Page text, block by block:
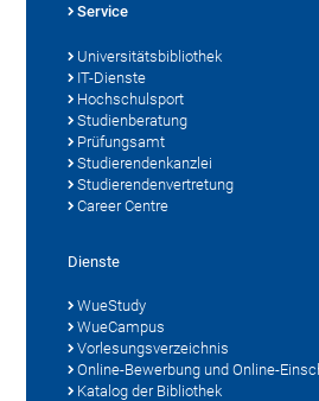
Service
Universitätsbibliothek
IT-Dienste
Hochschulsport
Studienberatung
Prüfungsamt
Studierendenkanzlei
Studierendenvertretung
Career Centre
Dienste
WueStudy
WueCampus
Vorlesungsverzeichnis
Online-Bewerbung und Online-
Katalog der Bibliothek